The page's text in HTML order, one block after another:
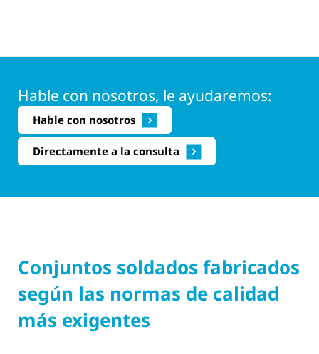
Hable con nosotros, le ayudaremos:
Hable con nosotros
Directamente a la consulta
Conjuntos soldados fabricados
según las normas de calidad
más exigentes